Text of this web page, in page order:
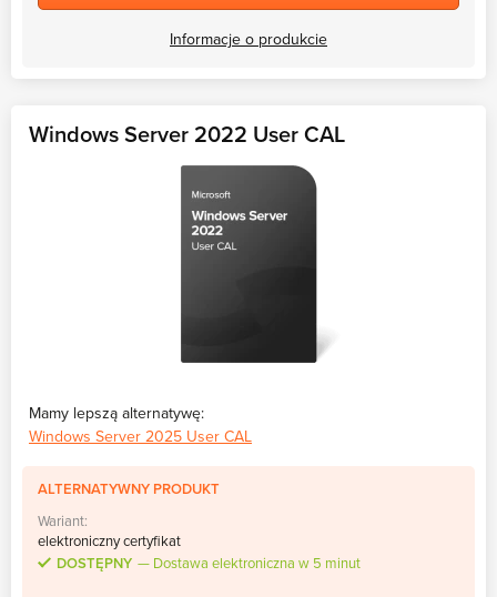
Informacje o produkcie
Windows Server 2022 User CAL
Mamy lepszą alternatywę:
Windows Server 2025 User CAL
ALTERNATYWNY PRODUKT
Wariant:
elektroniczny certyfikat
DOSTĘPNY
Dostawa elektroniczna w 5 minut